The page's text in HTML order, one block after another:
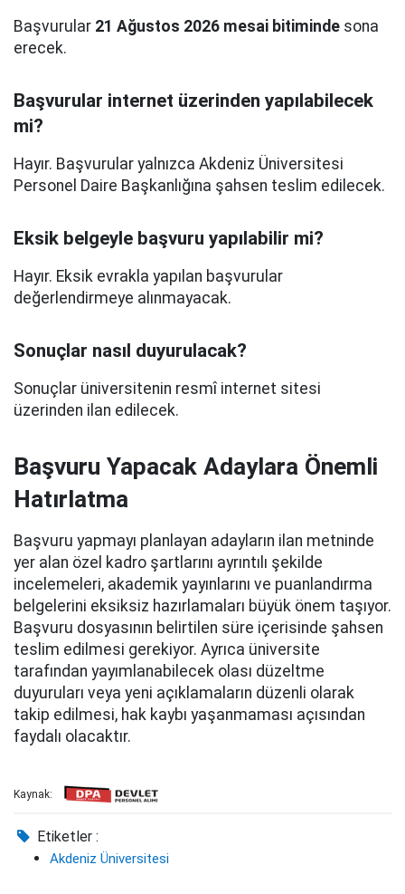
Başvurular 21 Ağustos 2026 mesai bitiminde sona
erecek.
Başvurular internet üzerinden yapılabilecek
mi?
Hayır. Başvurular yalnızca Akdeniz Üniversitesi
Personel Daire Başkanlığına şahsen teslim edilecek.
Eksik belgeyle başvuru yapılabilir mi?
Hayır. Eksik evrakla yapılan başvurular
değerlendirmeye alınmayacak.
Sonuçlar nasıl duyurulacak?
Sonuçlar üniversitenin resmî internet sitesi
üzerinden ilan edilecek.
Başvuru Yapacak Adaylara Önemli
Hatırlatma
Başvuru yapmayı planlayan adayların ilan metninde
yer alan özel kadro şartlarını ayrıntılı şekilde
incelemeleri, akademik yayınlarını ve puanlandırma
belgelerini eksiksiz hazırlamaları büyük önem taşıyor.
Başvuru dosyasının belirtilen süre içerisinde şahsen
teslim edilmesi gerekiyor. Ayrıca üniversite
tarafından yayımlanabilecek olası düzeltme
duyuruları veya yeni açıklamaların düzenli olarak
takip edilmesi, hak kaybı yaşanmaması açısından
faydalı olacaktır.
Kaynak:
Etiketler :
Akdeniz Üniversitesi